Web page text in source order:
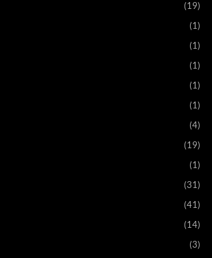
(19)
(1)
(1)
(1)
(1)
(1)
(4)
(19)
(1)
(31)
(41)
(14)
(3)